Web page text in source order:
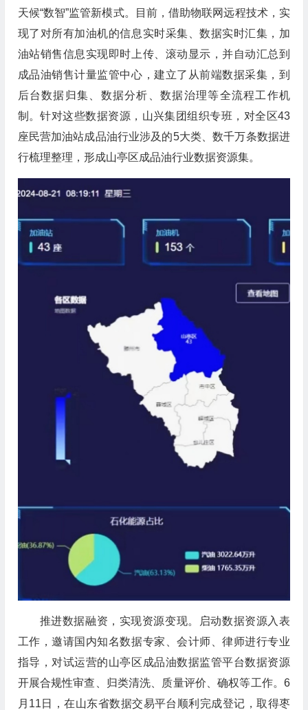
天候“数智”监管新模式。目前，借助物联网远程技术，实
现了对所有加油机的信息实时采集、数据实时汇集，加
油站销售信息实现即时上传、滚动显示，并自动汇总到
成品油销售计量监管中心，建立了从前端数据采集，到
后台数据归集、数据分析、数据治理等全流程工作机
制。针对这些数据资源，山兴集团组织专班，对全区43
座民营加油站成品油行业涉及的5大类、数千万条数据进
行梳理整理，形成山亭区成品油行业数据资源集。
推进数据融资，实现资源变现。启动数据资源入表
工作，邀请国内知名数据专家、会计师、律师进行专业
指导，对试运营的山亭区成品油数据监管平台数据资源
开展合规性审查、归类清洗、质量评价、确权等工作。6
月11日，在山东省数据交易平台顺利完成登记，取得枣